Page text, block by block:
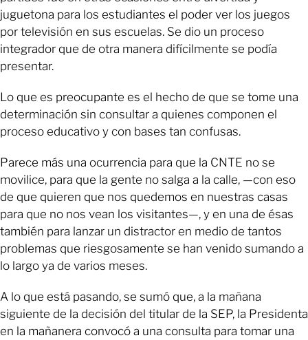
juguetona para los estudiantes el poder ver los juegos
por televisión en sus escuelas. Se dio un proceso
integrador que de otra manera difícilmente se podía
presentar.
Lo que es preocupante es el hecho de que se tome una
determinación sin consultar a quienes componen el
proceso educativo y con bases tan confusas.
Parece más una ocurrencia para que la CNTE no se
movilice, para que la gente no salga a la calle, —con eso
de que quieren que nos quedemos en nuestras casas
para que no nos vean los visitantes—, y en una de ésas
también para lanzar un distractor en medio de tantos
problemas que riesgosamente se han venido sumando a
lo largo ya de varios meses.
A lo que está pasando, se sumó que, a la mañana
siguiente de la decisión del titular de la SEP, la Presidenta
en la mañanera convocó a una consulta para tomar una